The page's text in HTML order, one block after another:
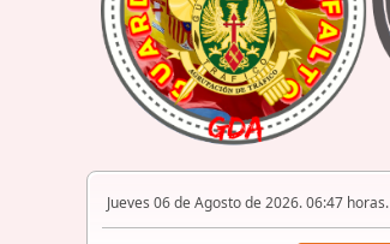
Jueves 06 de Agosto de 2026. 06:47 horas.